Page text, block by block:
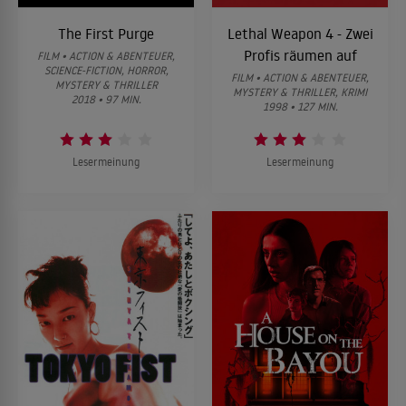
05
Schlankheitskur mit Folgen
Sechs aus unterschiedlichen Gesellschaftskreisen stammende
und einander scheinbar nicht bekannte Menschen, die alle vor
mehr oder weniger kurzer Zeit mal erfolglose Suizidversuche
unternahmen, finden sich eingesperrt in einem weitläufigen
Keller wieder. Dort zwingt ein unbekannter Herr sie mit
Russischem Roulette. Cop Murdock sucht verzweifelt nach einem
Ausweg aus der Falle, derweil draußen seine Juniorkollegin eine
Fährte aufnimmt, die zu etwas unerwartet Komplexem führt.
06
Das perfekte Gesicht
Sechs aus unterschiedlichen Gesellschaftskreisen stammende
und einander scheinbar nicht bekannte Menschen, die alle vor
mehr oder weniger kurzer Zeit mal erfolglose Suizidversuche
unternahmen, finden sich eingesperrt in einem weitläufigen
Keller wieder. Dort zwingt ein unbekannter Herr sie mit
vorgehaltener Waffe zu Selbstmordspielen nach dem Vorbild von
Russischem Roulette. Cop Murdock sucht verzweifelt nach einem
Ausweg aus der Falle, derweil draußen seine Juniorkollegin eine
Fährte aufnimmt, die zu etwas unerwartet Komplexem führt.
Fruchtsäure und Schlangengift
The First Purge
FILM • ACTION & ABENTEUER,
SCIENCE-FICTION, HORROR,
MYSTERY & THRILLER
2018 • 97 MIN.
Lesermeinung
Lethal Weapon 4 - Zwei
Profis räumen auf
FILM • ACTION & ABENTEUER,
MYSTERY & THRILLER, KRIMI
1998 • 127 MIN.
Lesermeinung